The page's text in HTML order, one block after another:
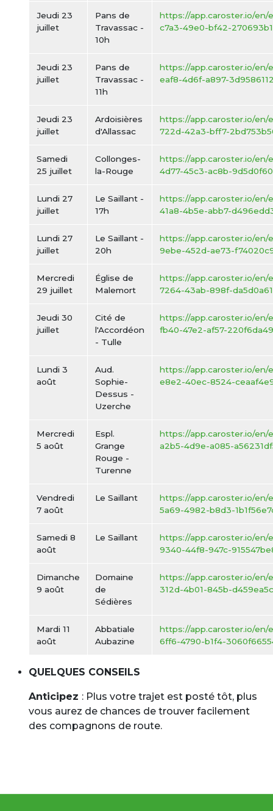
Jeudi 23
juillet
Pans de
Travassac -
10h
https://app.caroster.io/en/
c7a3-49e0-bf42-
Jeudi 23
juillet
Pans de
Travassac -
11h
https://app.caroster.io/en/
eaf8-4d6f-a897-
Jeudi 23
juillet
Ardoisières
d'Allassac
https://app.caroster.io/en/
722d-42a3-bff7-
Samedi
25 juillet
Collonges-
la-Rouge
https://app.caroster.io/en/
4d77-45c3-ac8b-
Lundi 27
juillet
Le Saillant -
17h
https://app.caroster.io/en/
41a8-4b5e-abb7-
Lundi 27
juillet
Le Saillant -
20h
https://app.caroster.io/en/
9ebe-452d-ae73-
Mercredi
29 juillet
Église de
Malemort
https://app.caroster.io/en/
7264-43ab-898f-
Jeudi 30
juillet
Cité de
l'Accordéon
- Tulle
https://app.caroster.io/en/
fb40-47e2-af57-
Lundi 3
août
Aud.
Sophie-
Dessus -
Uzerche
https://app.caroster.io/en/
e8e2-40ec-8524-
Mercredi
5 août
Espl.
Grange
Rouge -
Turenne
https://app.caroster.io/en/
a2b5-4d9e-a085-
Vendredi
7 août
Le Saillant
https://app.caroster.io/en/
5a69-4982-b8d3-
Samedi 8
août
Le Saillant
https://app.caroster.io/en/
9340-44f8-947c-
Dimanche
9 août
Domaine
de
Sédières
https://app.caroster.io/en/
312d-4b01-845b-
Mardi 11
août
Abbatiale
Aubazine
https://app.caroster.io/en/
6ff6-4790-b1f4-
QUELQUES CONSEILS
Anticipez : Plus votre trajet est posté tôt, plus
vous aurez de chances de trouver facilement
des compagnons de route.